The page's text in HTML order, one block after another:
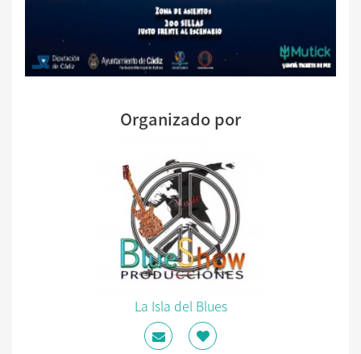
Organizado por
La Isla del Blues